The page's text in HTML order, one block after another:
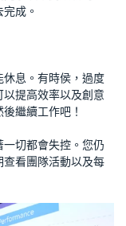
成。
息。有時侯，過度
提高效率以及創意
繼續工作吧！
切都會失控。您仍
看團隊活動以及每